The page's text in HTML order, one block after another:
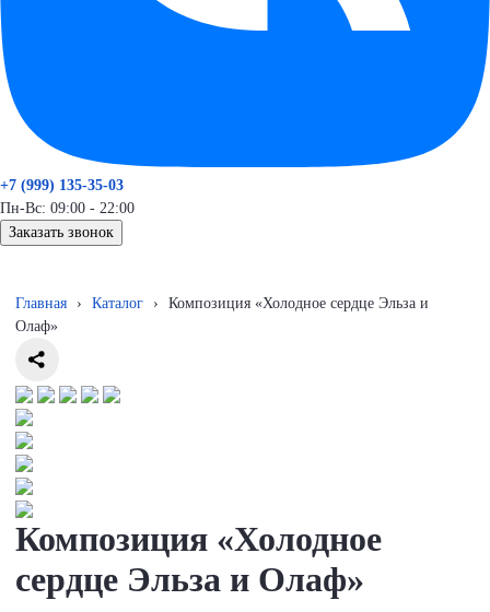
+7 (999) 135-35-03
Пн-Вс: 09:00 - 22:00
Заказать звонок
Главная › Каталог ›
Композиция «Холодное сердце Эльза и
Олаф»
Композиция «Холодное
сердце Эльза и Олаф»